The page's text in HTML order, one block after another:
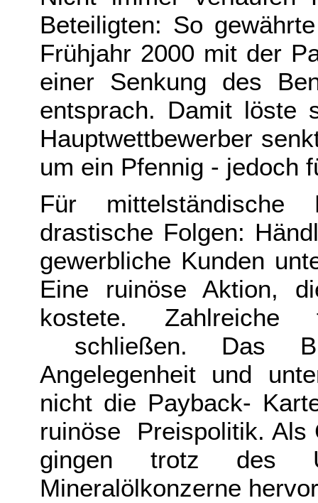
Beteiligten: So
Frühjahr 2000 mit der
einer Senkung des
entsprach. Damit löste
Hauptwettbewerber
um ein Pfennig - jedoch
Für mittelständische
drastische Folgen:
gewerbliche Kunden
Eine ruinöse Aktion,
kostete. Zahlreiche
schließen. Das
Angelegenheit und
nicht die Payback-
ruinöse Preispolitik. Als
gingen trotz des
Mineralölkonzerne